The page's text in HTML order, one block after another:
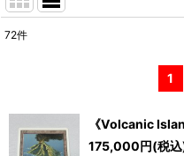
72件
1
《Volcanic
175,000円(税